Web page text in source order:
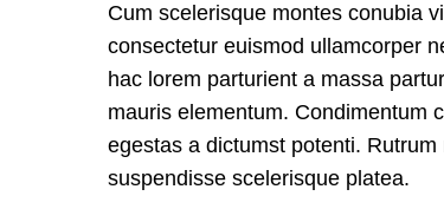
Cum scelerisque montes conubia
consectetur euismod ullamcorper
hac lorem parturient a massa
mauris elementum. Condimentum
egestas a dictumst potenti. Rutrum
suspendisse scelerisque platea.